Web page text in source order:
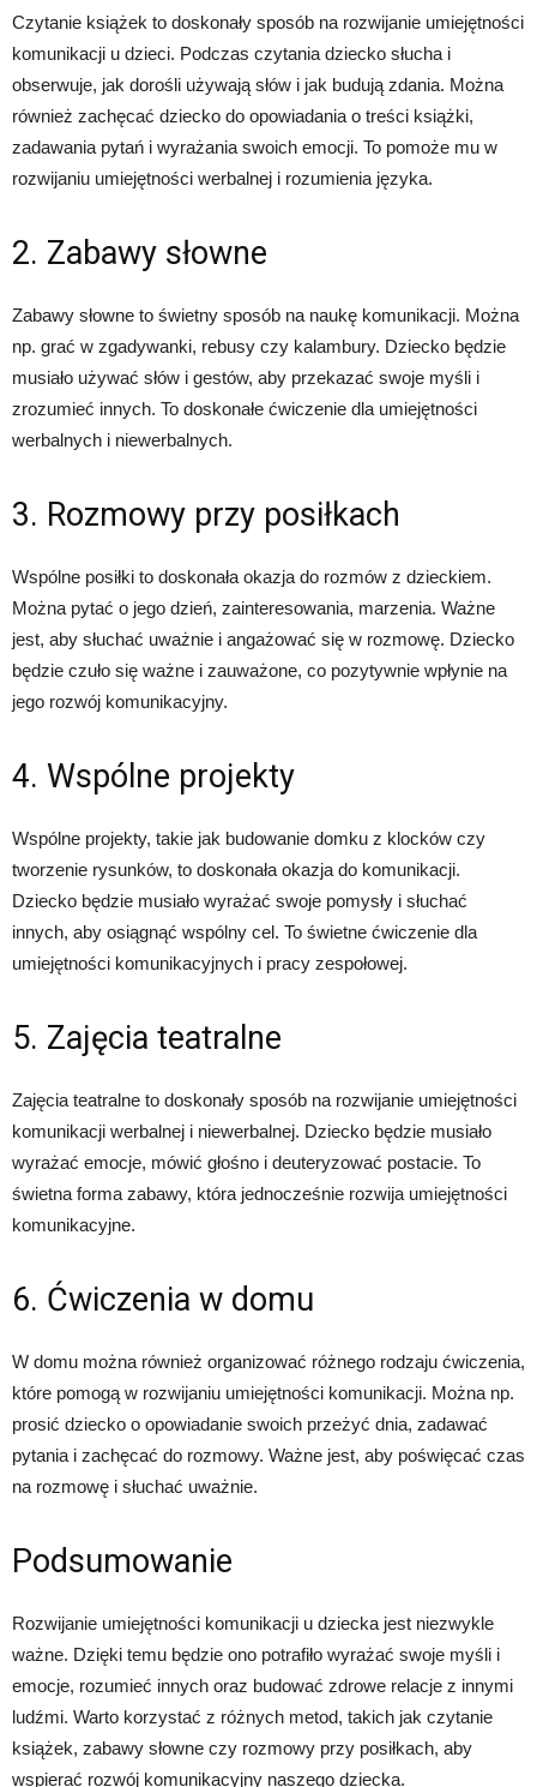
Czytanie książek to doskonały sposób na rozwijanie umiejętności
komunikacji u dzieci. Podczas czytania dziecko słucha i
obserwuje, jak dorośli używają słów i jak budują zdania. Można
również zachęcać dziecko do opowiadania o treści książki,
zadawania pytań i wyrażania swoich emocji. To pomoże mu w
rozwijaniu umiejętności werbalnej i rozumienia języka.
2. Zabawy słowne
Zabawy słowne to świetny sposób na naukę komunikacji. Można
np. grać w zgadywanki, rebusy czy kalambury. Dziecko będzie
musiało używać słów i gestów, aby przekazać swoje myśli i
zrozumieć innych. To doskonałe ćwiczenie dla umiejętności
werbalnych i niewerbalnych.
3. Rozmowy przy posiłkach
Wspólne posiłki to doskonała okazja do rozmów z dzieckiem.
Można pytać o jego dzień, zainteresowania, marzenia. Ważne
jest, aby słuchać uważnie i angażować się w rozmowę. Dziecko
będzie czuło się ważne i zauważone, co pozytywnie wpłynie na
jego rozwój komunikacyjny.
4. Wspólne projekty
Wspólne projekty, takie jak budowanie domku z klocków czy
tworzenie rysunków, to doskonała okazja do komunikacji.
Dziecko będzie musiało wyrażać swoje pomysły i słuchać
innych, aby osiągnąć wspólny cel. To świetne ćwiczenie dla
umiejętności komunikacyjnych i pracy zespołowej.
5. Zajęcia teatralne
Zajęcia teatralne to doskonały sposób na rozwijanie umiejętności
komunikacji werbalnej i niewerbalnej. Dziecko będzie musiało
wyrażać emocje, mówić głośno i deuteryzować postacie. To
świetna forma zabawy, która jednocześnie rozwija umiejętności
komunikacyjne.
6. Ćwiczenia w domu
W domu można również organizować różnego rodzaju ćwiczenia,
które pomogą w rozwijaniu umiejętności komunikacji. Można np.
prosić dziecko o opowiadanie swoich przeżyć dnia, zadawać
pytania i zachęcać do rozmowy. Ważne jest, aby poświęcać czas
na rozmowę i słuchać uważnie.
Podsumowanie
Rozwijanie umiejętności komunikacji u dziecka jest niezwykle
ważne. Dzięki temu będzie ono potrafiło wyrażać swoje myśli i
emocje, rozumieć innych oraz budować zdrowe relacje z innymi
ludźmi. Warto korzystać z różnych metod, takich jak czytanie
książek, zabawy słowne czy rozmowy przy posiłkach, aby
wspierać rozwój komunikacyjny naszego dziecka.